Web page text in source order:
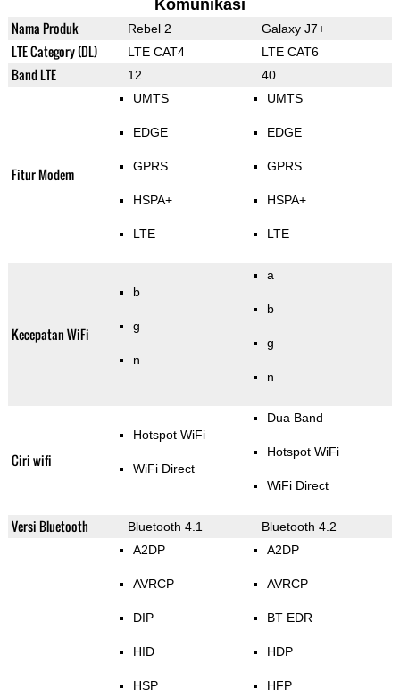
Komunikasi
Nama Produk Rebel 2 Galaxy J7+
LTE Category (DL) LTE CAT4 LTE CAT6
Band LTE 12 40
Fitur Modem
UMTS
EDGE
GPRS
HSPA+
LTE
UMTS
EDGE
GPRS
HSPA+
LTE
Kecepatan WiFi
b
g
n
a
b
g
n
Ciri wifi
Hotspot WiFi
WiFi Direct
Dua Band
Hotspot WiFi
WiFi Direct
Versi Bluetooth Bluetooth 4.1 Bluetooth 4.2
A2DP
AVRCP
DIP
HID
HSP
A2DP
AVRCP
BT EDR
HDP
HFP